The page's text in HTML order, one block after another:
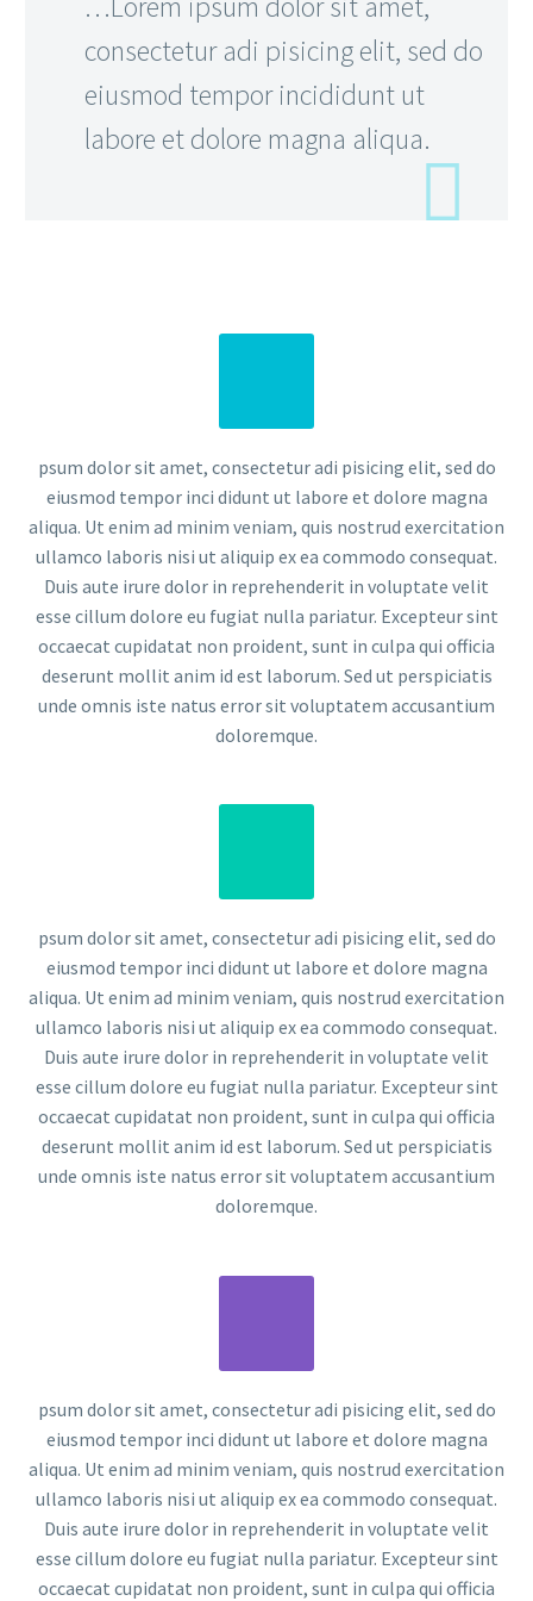
consectetur adi pisicing elit, sed do
eiusmod tempor incididunt ut
labore et dolore magna aliqua.
psum dolor sit amet, consectetur adi pisicing elit, sed do
eiusmod tempor inci didunt ut labore et dolore magna
aliqua. Ut enim ad minim veniam, quis nostrud exercitation
ullamco laboris nisi ut aliquip ex ea commodo consequat.
Duis aute irure dolor in reprehenderit in voluptate velit
esse cillum dolore eu fugiat nulla pariatur. Excepteur sint
occaecat cupidatat non proident, sunt in culpa qui officia
deserunt mollit anim id est laborum. Sed ut perspiciatis
unde omnis iste natus error sit voluptatem accusantium
doloremque.
psum dolor sit amet, consectetur adi pisicing elit, sed do
eiusmod tempor inci didunt ut labore et dolore magna
aliqua. Ut enim ad minim veniam, quis nostrud exercitation
ullamco laboris nisi ut aliquip ex ea commodo consequat.
Duis aute irure dolor in reprehenderit in voluptate velit
esse cillum dolore eu fugiat nulla pariatur. Excepteur sint
occaecat cupidatat non proident, sunt in culpa qui officia
deserunt mollit anim id est laborum. Sed ut perspiciatis
unde omnis iste natus error sit voluptatem accusantium
doloremque.
psum dolor sit amet, consectetur adi pisicing elit, sed do
eiusmod tempor inci didunt ut labore et dolore magna
aliqua. Ut enim ad minim veniam, quis nostrud exercitation
ullamco laboris nisi ut aliquip ex ea commodo consequat.
Duis aute irure dolor in reprehenderit in voluptate velit
esse cillum dolore eu fugiat nulla pariatur. Excepteur sint
occaecat cupidatat non proident, sunt in culpa qui officia